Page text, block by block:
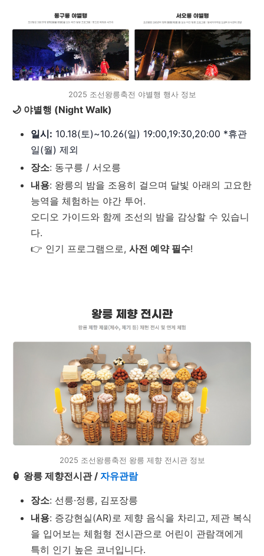
2025 조선왕릉축전 야별행 행사 정보
🌙 야별행 (Night Walk)
일시: 10.18(토)~10.26(일) 19:00,19:30,20:00 *휴관
일(월) 제외
장소: 동구릉 / 서오릉
내용: 왕릉의 밤을 조용히 걸으며 달빛 아래의 고요한
능역을 체험하는 야간 투어.
오디오 가이드와 함께 조선의 밤을 감상할 수 있습니
다.
👉 인기 프로그램으로, 사전 예약 필수!
2025 조선왕릉축전 왕릉 제향 전시관 정보
🏮 왕릉 제향전시관 / 자유관람
장소: 선릉·정릉, 김포장릉
내용: 증강현실(AR)로 제향 음식을 차리고, 제관 복식
을 입어보는 체험형 전시관으로 어린이 관람객에게
특히 인기 높은 코너입니다.